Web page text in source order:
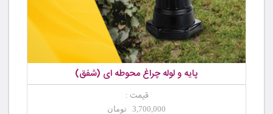
پایه و لوله چراغ محوطه ای (شفق)
قیمت :
3,700,000 تومان